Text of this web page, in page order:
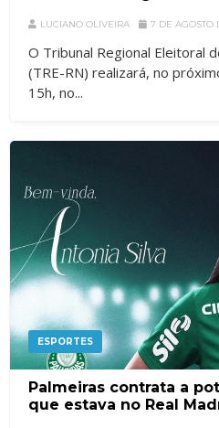
LUCIANO OLIVEIRA 7 DE AGOSTO
O Tribunal Regional Eleitoral
(TRE-RN) realizará, no
15h, no...
ESPORTES
Palmeiras contrata a
que estava no Real